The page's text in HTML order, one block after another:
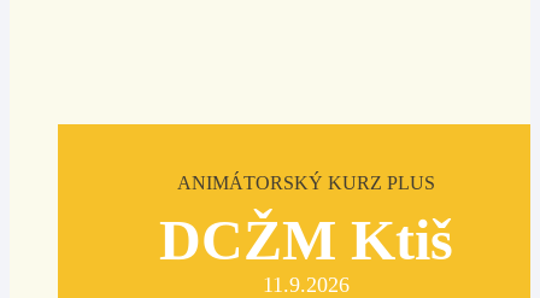
ANIMÁTORSKÝ KURZ PLUS
DCŽM Ktiš
11.9.2026